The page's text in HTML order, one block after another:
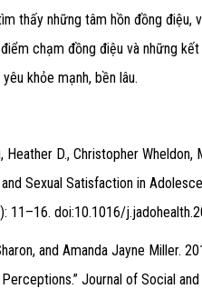
thấy những tâm hồn đồng điệu,
chạm đồng điệu và những
khỏe mạnh, bền lâu.
Heather D., Christopher Wheldon,
Sexual Satisfaction in
11–16. doi:10.1016/
and Amanda Jayne Miller.
Journal of Social